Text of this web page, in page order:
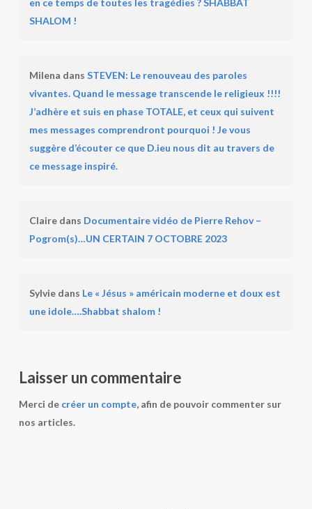
en ce temps de toutes les tragédies ? SHABBAT
SHALOM !
Milena dans STEVEN: Le renouveau des paroles
vivantes. Quand le message transcende le religieux !!!!
J’adhère et suis en phase TOTALE, et ceux qui suivent
mes messages comprendront pourquoi ! Je vous
suggère d’écouter ce que D.ieu nous dit au travers de
ce message inspiré.
Clairedans Documentaire vidéo de Pierre Rehov –
Pogrom(s)…UN CERTAIN 7 OCTOBRE 2023
Sylviedans Le « Jésus » américain moderne et doux est
une idole….Shabbat shalom !
Laisser un commentaire
Merci de créer un compte, afin de pouvoir commenter sur
nos articles.